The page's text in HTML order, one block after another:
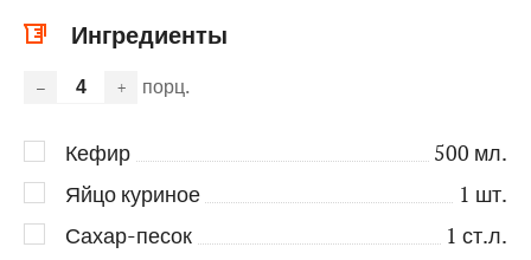
Ингредиенты
– + порц.
Кефир 500 мл.
Яйцо куриное
1 шт.
Сахар-песок
1 ст.л.